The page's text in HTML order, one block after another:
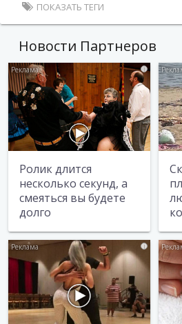
ПОКАЗАТЬ ТЕГИ
Новости Партнеров
i
Ролик длится
несколько секунд, а
смеяться вы будете
долго
i